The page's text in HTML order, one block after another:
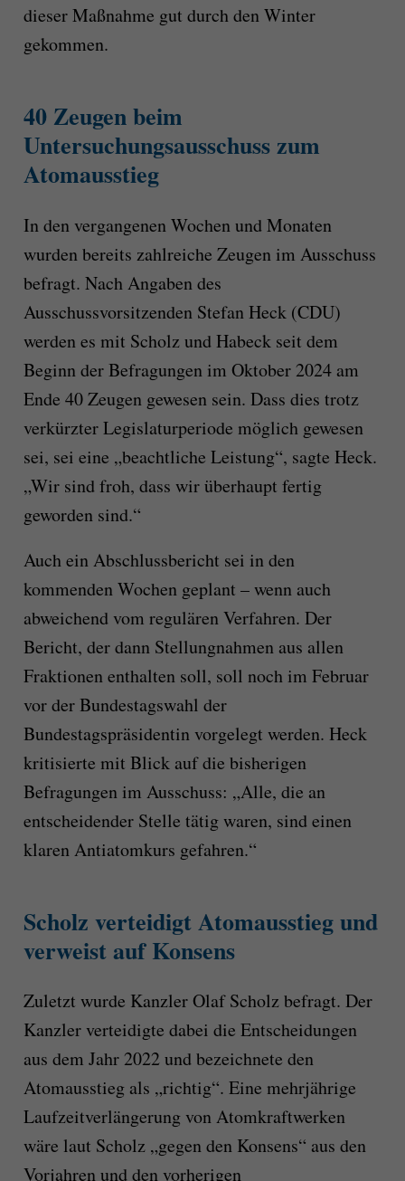
dieser Maßnahme gut durch den Winter
gekommen.
40 Zeugen beim
Untersuchungsausschuss zum
Atomausstieg
In den vergangenen Wochen und Monaten
wurden bereits zahlreiche Zeugen im Ausschuss
befragt. Nach Angaben des
Ausschussvorsitzenden Stefan Heck (CDU)
werden es mit Scholz und Habeck seit dem
Beginn der Befragungen im Oktober 2024 am
Ende 40 Zeugen gewesen sein. Dass dies trotz
verkürzter Legislaturperiode möglich gewesen
sei, sei eine „beachtliche Leistung“, sagte Heck.
„Wir sind froh, dass wir überhaupt fertig
geworden sind.“
Auch ein Abschlussbericht sei in den
kommenden Wochen geplant – wenn auch
abweichend vom regulären Verfahren. Der
Bericht, der dann Stellungnahmen aus allen
Fraktionen enthalten soll, soll noch im Februar
vor der Bundestagswahl der
Bundestagspräsidentin vorgelegt werden. Heck
kritisierte mit Blick auf die bisherigen
Befragungen im Ausschuss: „Alle, die an
entscheidender Stelle tätig waren, sind einen
klaren Antiatomkurs gefahren.“
Scholz verteidigt Atomausstieg und
verweist auf Konsens
Zuletzt wurde Kanzler Olaf Scholz befragt. Der
Kanzler verteidigte dabei die Entscheidungen
aus dem Jahr 2022 und bezeichnete den
Atomausstieg als „richtig“. Eine mehrjährige
Laufzeitverlängerung von Atomkraftwerken
wäre laut Scholz „gegen den Konsens“ aus den
Vorjahren und den vorherigen